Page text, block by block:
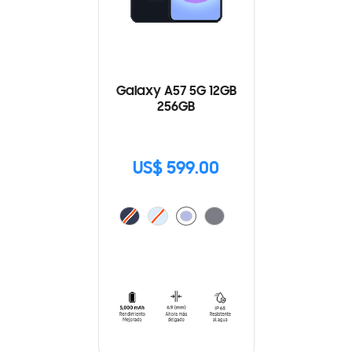
Galaxy A57 5G 12GB
256GB
US$ 599.00